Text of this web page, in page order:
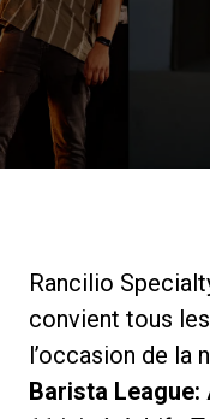
Rancilio
convient tous
l’occasion de la
Barista League:
Group
News
Nos
Durabilité